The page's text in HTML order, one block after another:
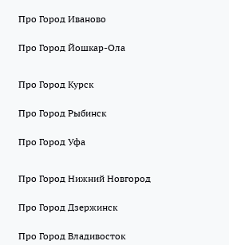
Про Город Иваново
Про Город Йошкар-Ола
Про Город Курск
Про Город Рыбинск
Про Город Уфа
Про Город Нижний Новгород
Про Город Дзержинск
Про Город Владивосток